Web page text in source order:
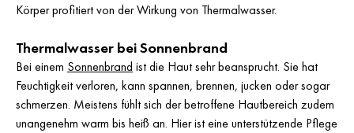
Körper profitiert von der Wirkung von Thermalwasser.
Thermalwasser bei Sonnenbrand
Bei einem Sonnenbrand ist die Haut sehr beansprucht. Sie hat
Feuchtigkeit verloren, kann spannen, brennen, jucken oder sogar
schmerzen. Meistens fühlt sich der betroffene Hautbereich zudem
unangenehm warm bis heiß an. Hier ist eine unterstützende Pflege